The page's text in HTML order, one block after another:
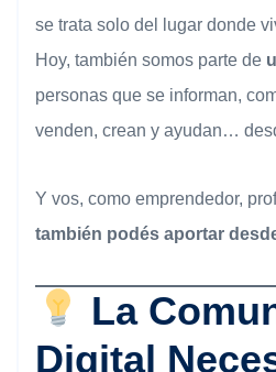
se trata solo del lugar donde
Hoy, también somos parte de
personas que se informan,
venden, crean y ayudan…
Y vos, como emprendedor,
también podés aportar
La
Digital